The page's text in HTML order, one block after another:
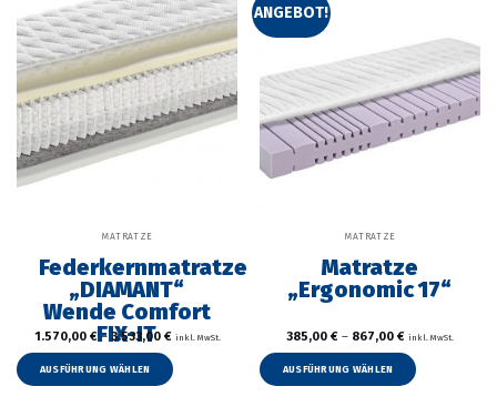
der
Produktseite
gewählt
werden
gewählt
werden
MATRATZE
Federkernmatratze
„DIAMANT“
Wende Comfort
FIX-IT
1.570,00 €– 3.533,00 € inkl. MwSt.
AUSFÜHRUNG WÄHLEN
ANGEBOT!
MATRATZE
Matratze
„Ergonomic 17“
385,00 € – 867,00 € inkl. MwSt.
AUSFÜHRUNG WÄHLEN